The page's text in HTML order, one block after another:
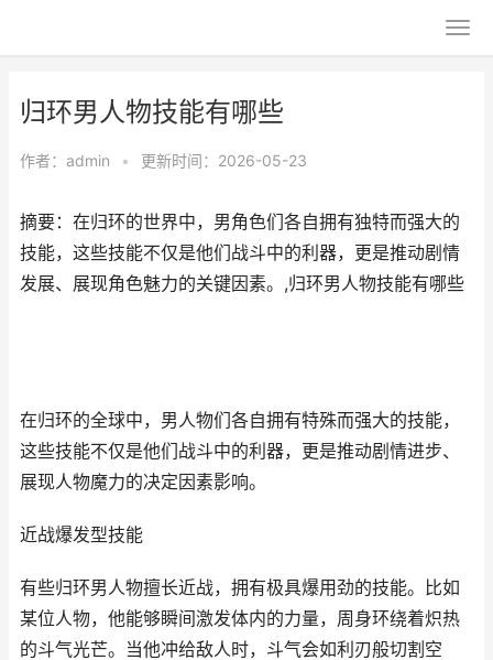
归环男人物技能有哪些
作者： admin • 更新时间：2026-05-23
摘要：在归环的世界中，男角色们各自拥有独特而强大的
技能，这些技能不仅是他们战斗中的利器，更是推动剧情
发展、展现角色魅力的关键因素。,归环男人物技能有哪些
在归环的全球中，男人物们各自拥有特殊而强大的技能，
这些技能不仅是他们战斗中的利器，更是推动剧情进步、
展现人物魔力的决定因素影响。
近战爆发型技能
有些归环男人物擅长近战，拥有极具爆用劲的技能。比如
某位人物，他能够瞬间激发体内的力量，周身环绕着炽热
的斗气光芒。当他冲给敌人时，斗气会如利刃般切割空